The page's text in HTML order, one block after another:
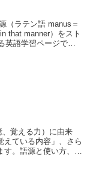
（ラテン語 manus＝
that manner）をスト
英語学習ページで
、覚える力）に由来
えている内容」、さら
。語源と使い方、例